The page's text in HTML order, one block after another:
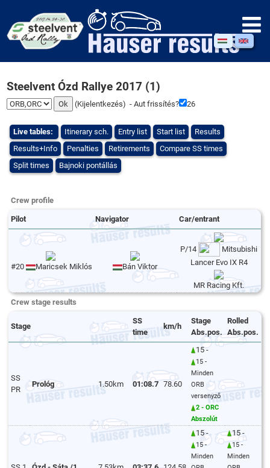
Steelvent Ózd Rallye 2017 (1)
(Kijelentkezés) - Aut frissítés? 25
Live tables: Itinerary sch. Entry list Start list
Results
Results+Info
Penalties Retirements
Compare SS times
Split times
Bajnoki pontállás
Crew profile
Pilot Navigator Car/entrant
#20 Maricsek Miklós Bán Viktor
P/14
Mitsubishi
Lancer Evo IX R4
MR Racing Kft.
Crew stage results
Stage
SS
time
km/h
Stage
Abs.pos.
Rolled
Abs.pos.
SS
PR
Prológ 1.50km 01:08.7 78.60
15 -
15 -
Minden
ORB
versenyző
2 - ORC
Abszolút
15 -
15 -
Minden
15 -
15 -
Minden